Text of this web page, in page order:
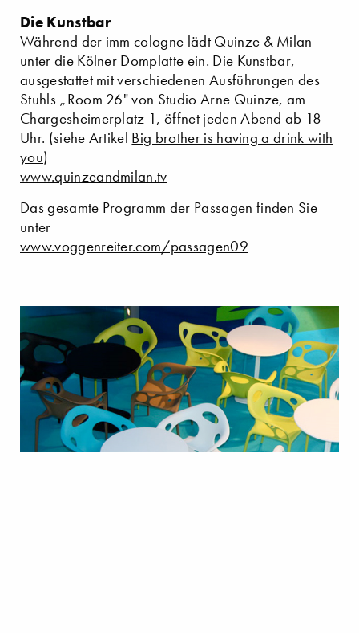
Die Kunstbar
Während der imm cologne lädt Quinze & Milan
unter die Kölner Domplatte ein. Die Kunstbar,
ausgestattet mit verschiedenen Ausführungen des
Stuhls „Room 26" von Studio Arne Quinze, am
Chargesheimerplatz 1, öffnet jeden Abend ab 18
Uhr. (siehe Artikel Big brother is having a drink with
you)
www.quinzeandmilan.tv
Das gesamte Programm der Passagen finden Sie
unter
www.voggenreiter.com/passagen09